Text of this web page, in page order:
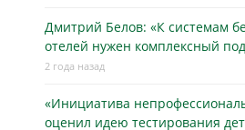
Дмитрий Белов: «К системам
отелей нужен комплексный
2 года назад
«Инициатива
оценил идею тестирования